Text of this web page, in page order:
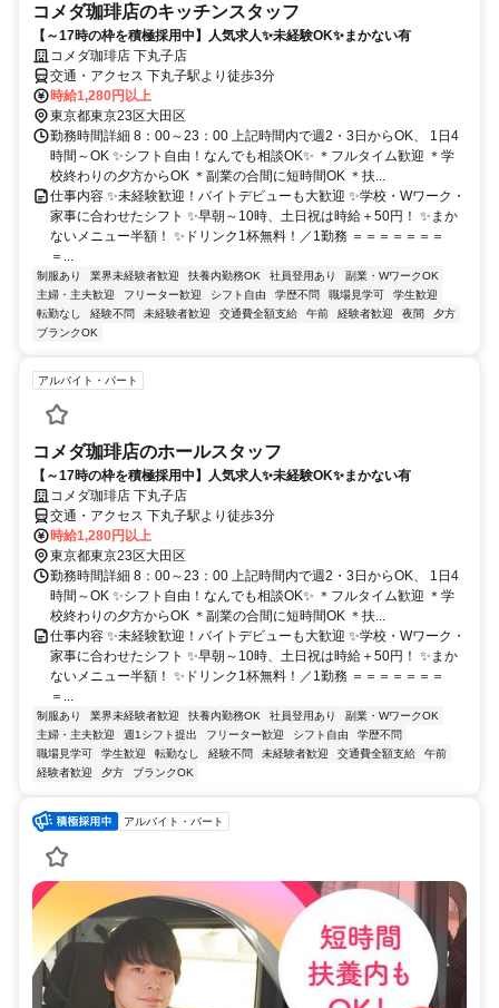
コメダ珈琲店のキッチンスタッフ
【～17時の枠を積極採用中】人気求人✨未経験OK✨まかない有
コメダ珈琲店 下丸子店
交通・アクセス 下丸子駅より徒歩3分
時給1,280円以上
東京都東京23区大田区
勤務時間詳細 8：00～23：00 上記時間内で週2・3日からOK、 1日4
時間～OK ✨シフト自由！なんでも相談OK✨ ＊フルタイム歓迎 ＊学
校終わりの夕方からOK ＊副業の合間に短時間OK ＊扶...
仕事内容 ✨未経験歓迎！バイトデビューも大歓迎 ✨学校・Wワーク・
家事に合わせたシフト ✨早朝～10時、土日祝は時給＋50円！ ✨まか
ないメニュー半額！ ✨ドリンク1杯無料！／1勤務 ＝＝＝＝＝＝＝
＝...
制服あり 業界未経験者歓迎 扶養内勤務OK 社員登用あり
副業・WワークOK
主婦・主夫歓迎
フリーター歓迎 シフト自由 学歴不問 職場見学可
学生歓迎
転勤なし
経験不問 未経験者歓迎 交通費全額支給 午前 経験者歓迎 夜間
夕方
ブランクOK
アルバイト・パート
コメダ珈琲店のホールスタッフ
【～17時の枠を積極採用中】人気求人✨未経験OK✨まかない有
コメダ珈琲店 下丸子店
交通・アクセス 下丸子駅より徒歩3分
時給1,280円以上
東京都東京23区大田区
勤務時間詳細 8：00～23：00 上記時間内で週2・3日からOK、 1日4
時間～OK ✨シフト自由！なんでも相談OK✨ ＊フルタイム歓迎 ＊学
校終わりの夕方からOK ＊副業の合間に短時間OK ＊扶...
仕事内容 ✨未経験歓迎！バイトデビューも大歓迎 ✨学校・Wワーク・
家事に合わせたシフト ✨早朝～10時、土日祝は時給＋50円！ ✨まか
ないメニュー半額！ ✨ドリンク1杯無料！／1勤務 ＝＝＝＝＝＝＝
＝...
制服あり 業界未経験者歓迎 扶養内勤務OK 社員登用あり
副業・WワークOK
主婦・主夫歓迎
週1シフト提出 フリーター歓迎 シフト自由
学歴不問
職場見学可
学生歓迎 転勤なし 経験不問 未経験者歓迎 交通費全額支給
午前
経験者歓迎
夕方 ブランクOK
アルバイト・パート